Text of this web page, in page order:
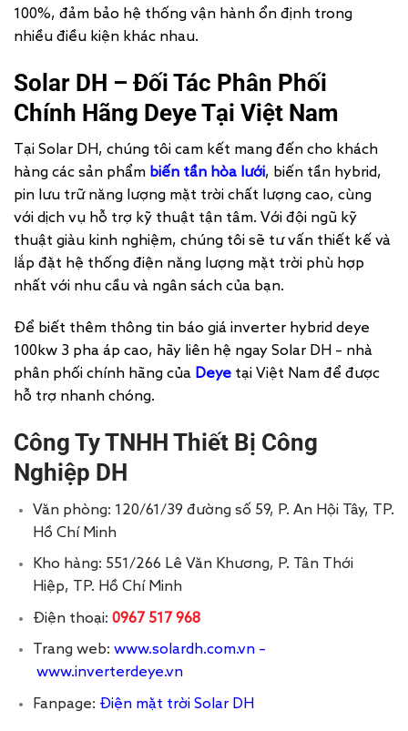
100%, đảm bảo hệ thống vận hành ổn định trong
nhiều điều kiện khác nhau.
Solar DH – Đối Tác Phân Phối
Chính Hãng Deye Tại Việt Nam
Tại Solar DH, chúng tôi cam kết mang đến cho khách
hàng các sản phẩm biến tần hòa lưới, biến tần hybrid,
pin lưu trữ năng lượng mặt trời chất lượng cao, cùng
với dịch vụ hỗ trợ kỹ thuật tận tâm. Với đội ngũ kỹ
thuật giàu kinh nghiệm, chúng tôi sẽ tư vấn thiết kế và
lắp đặt hệ thống điện năng lượng mặt trời phù hợp
nhất với nhu cầu và ngân sách của bạn.
Để biết thêm thông tin báo giá inverter hybrid deye
100kw 3 pha áp cao, hãy liên hệ ngay Solar DH – nhà
phân phối chính hãng của Deye tại Việt Nam để được
hỗ trợ nhanh chóng.
Công Ty TNHH Thiết Bị Công
Nghiệp DH
Văn phòng: 120/61/39 đường số 59, P. An Hội Tây, TP.
Hồ Chí Minh
Kho hàng: 551/266 Lê Văn Khương, P. Tân Thới
Hiệp, TP. Hồ Chí Minh
Điện thoại: 0967 517 968
Trang web: www.solardh.com.vn–
www.inverterdeye.vn
Fanpage: Điện mặt trời Solar DH